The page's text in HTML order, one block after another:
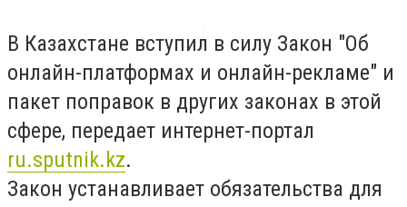
В Казахстане вступил в силу Закон "Об
онлайн-платформах и онлайн-рекламе" и
пакет поправок в других законах в этой
сфере, передает интернет-портал
ru.sputnik.kz.
Закон устанавливает обязательства для